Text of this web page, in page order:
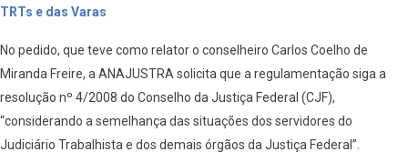
TRTs e das Varas
No pedido, que teve como relator o conselheiro Carlos Coelho de
Miranda Freire, a ANAJUSTRA solicita que a regulamentação siga a
resolução nº 4/2008 do Conselho da Justiça Federal (CJF),
“considerando a semelhança das situações dos servidores do
Judiciário Trabalhista e dos demais órgãos da Justiça Federal”.